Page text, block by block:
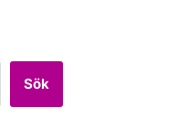
Sök